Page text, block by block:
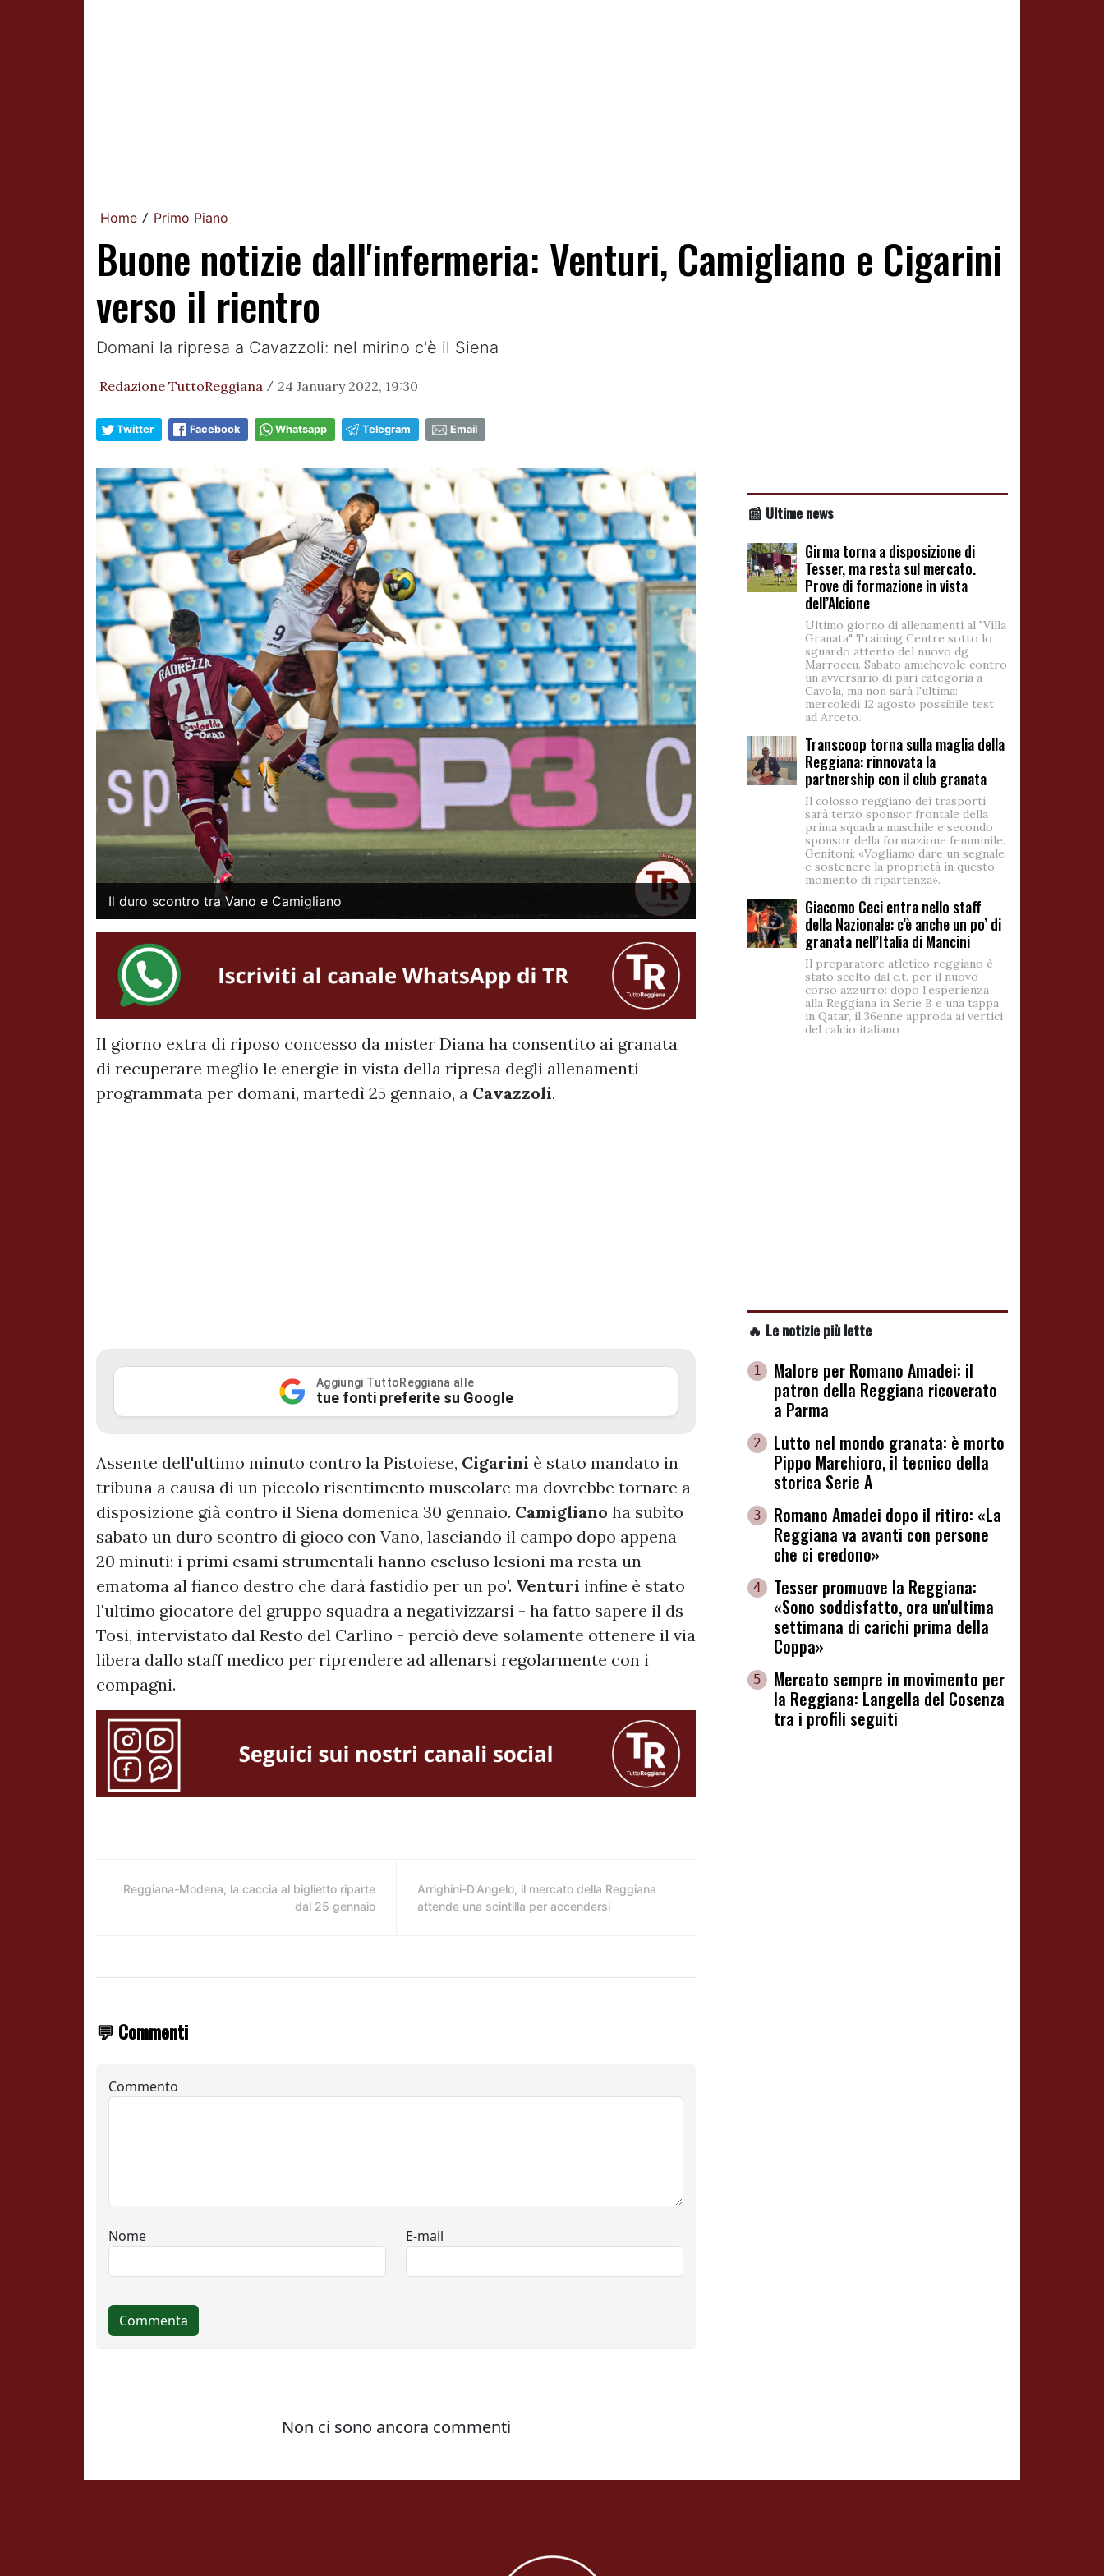
Home / Primo Piano
Buone notizie dall'infermeria: Venturi, Camigliano e Cigarini
verso il rientro
Domani la ripresa a Cavazzoli: nel mirino c'è il Siena
Redazione TuttoReggiana / 24 January 2022, 19:30
Twitter Facebook Whatsapp Telegram Email
Il duro scontro tra Vano e Camigliano
Il giorno extra di riposo concesso da mister Diana ha consentito ai granata
di recuperare meglio le energie in vista della ripresa degli allenamenti
programmata per domani, martedì 25 gennaio, a Cavazzoli.
Aggiungi TuttoReggiana alle
tue fonti preferite su Google
Assente dell'ultimo minuto contro la Pistoiese, Cigarini è stato mandato in
tribuna a causa di un piccolo risentimento muscolare ma dovrebbe tornare a
disposizione già contro il Siena domenica 30 gennaio. Camigliano ha subìto
sabato un duro scontro di gioco con Vano, lasciando il campo dopo appena
20 minuti: i primi esami strumentali hanno escluso lesioni ma resta un
ematoma al fianco destro che darà fastidio per un po'. Venturi infine è stato
l'ultimo giocatore del gruppo squadra a negativizzarsi - ha fatto sapere il ds
Tosi, intervistato dal Resto del Carlino - perciò deve solamente ottenere il via
libera dallo staff medico per riprendere ad allenarsi regolarmente con i
compagni.
Reggiana-Modena, la caccia al biglietto riparte
dal 25 gennaio
Arrighini-D'Angelo, il mercato della Reggiana
attende una scintilla per accendersi
💬 Commenti
📰 Ultime news
Girma torna a disposizione di
Tesser, ma resta sul mercato.
Prove di formazione in vista
dell’Alcione
Ultimo giorno di allenamenti al "Villa
Granata" Training Centre sotto lo
sguardo attento del nuovo dg
Marroccu. Sabato amichevole contro
un avversario di pari categoria a
Cavola, ma non sarà l'ultima:
mercoledì 12 agosto possibile test
ad Arceto.
Transcoop torna sulla maglia della
Reggiana: rinnovata la
partnership con il club granata
Il colosso reggiano dei trasporti
sarà terzo sponsor frontale della
prima squadra maschile e secondo
sponsor della formazione femminile.
Genitoni: «Vogliamo dare un segnale
e sostenere la proprietà in questo
momento di ripartenza».
Giacomo Ceci entra nello staff
della Nazionale: c’è anche un po’ di
granata nell’Italia di Mancini
Il preparatore atletico reggiano è
stato scelto dal c.t. per il nuovo
corso azzurro: dopo l’esperienza
alla Reggiana in Serie B e una tappa
in Qatar, il 36enne approda ai vertici
del calcio italiano
🔥 Le notizie più lette
1
Malore per Romano Amadei: il
patron della Reggiana ricoverato
a Parma
2
Lutto nel mondo granata: è morto
Pippo Marchioro, il tecnico della
storica Serie A
3
Romano Amadei dopo il ritiro: «La
Reggiana va avanti con persone
che ci credono»
4
Tesser promuove la Reggiana:
«Sono soddisfatto, ora un'ultima
settimana di carichi prima della
Coppa»
5
Mercato sempre in movimento per
la Reggiana: Langella del Cosenza
tra i profili seguiti